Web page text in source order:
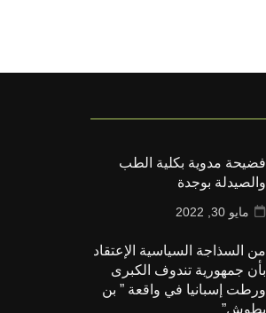
فضيحة مدوية بكلية الطب
والصيدلة بوجدة
مايو 30, 2022
من السذاجة السياسية الإعتقاد
بأن جمهورية تندوف الكبرى
ورطت إسبانيا في واقعة ” بن
بطوش”